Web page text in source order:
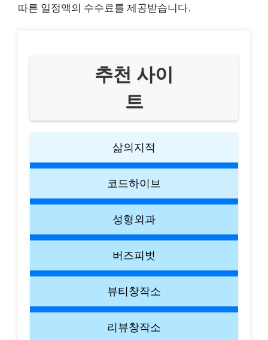
따른 일정액의 수수료를 제공받습니다.
추천 사이
트
삶의지적
코드하이브
성형외과
버즈피벗
뷰티창작소
리뷰창작소